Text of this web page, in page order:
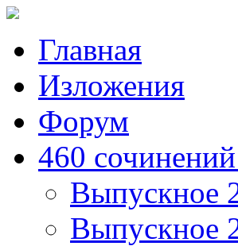
Главная
Изложения
Форум
460
Выпускное
Выпускное